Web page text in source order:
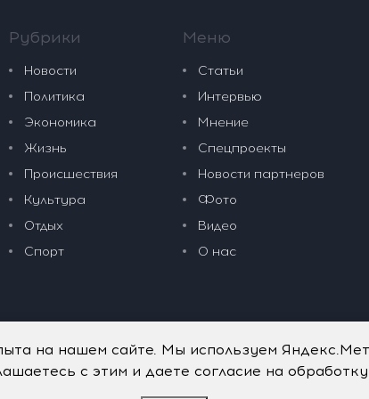
Рубрики
Новости
Политика
Экономика
Жизнь
Происшествия
Культура
Отдых
Спорт
Меню
Статьи
Интервью
Мнение
Спецпроекты
Новости партнеров
Фото
Видео
О нас
на нашем сайте. Мы используем
с этим и даете согласие на